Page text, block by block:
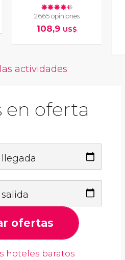
2665 opiniones
108,9 US$
actividades
en oferta
ofertas
hoteles baratos